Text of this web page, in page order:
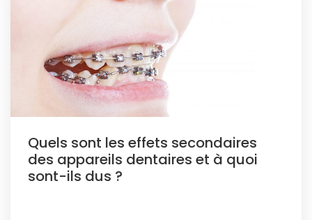
Quels sont les effets secondaires
des appareils dentaires et à quoi
sont-ils dus ?